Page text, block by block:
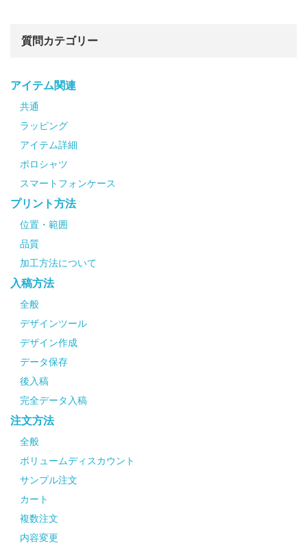
質問カテゴリー
アイテム関連
共通
ラッピング
アイテム詳細
ポロシャツ
スマートフォンケース
プリント方法
位置・範囲
品質
加工方法について
入稿方法
全般
デザインツール
デザイン作成
データ保存
後入稿
完全データ入稿
注文方法
全般
ボリュームディスカウント
サンプル注文
カート
複数注文
内容変更